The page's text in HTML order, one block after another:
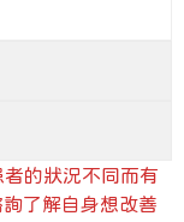
的狀況不同而有
了解自身想改善